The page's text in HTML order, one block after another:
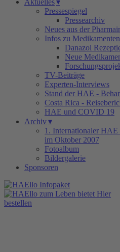
Aktuelles▾
Pressespiegel
Pressearchiv
Neues aus der
Infos zu Medikamenten
Danazol
Neue
TV-Beiträge
Experten-Interviews
Stand der HAE -
Costa Rica -
HAE und COVID 19
Archiv▾
1. Internationaler HAE
im Oktober 2007
Fotoalbum
Bildergalerie
Sponsoren